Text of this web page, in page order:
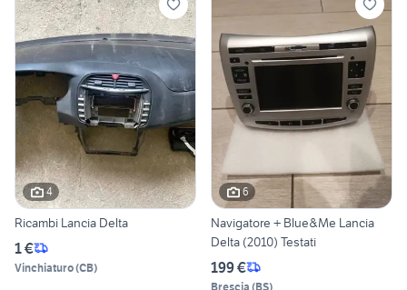
4
Ricambi Lancia Delta
1 €
Vinchiaturo(CB)
6
Navigatore + Blue&Me Lancia
Delta (2010) Testati
199 €
Brescia (BS)